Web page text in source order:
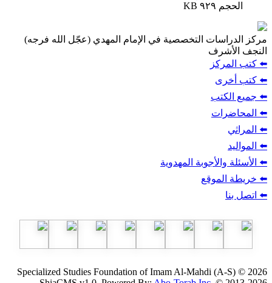
الحجم ٩٢٩ KB
مركز الدراسات التخصصية في الإمام المهدي (عجّل الله فرجه)
النجف الأشرف
⬅️ كتب المركز
⬅️ كتب أخرى
⬅️ جميع الكتب
⬅️ المحاضرات
⬅️ المراثي
⬅️ المواليد
⬅️ الأسئلة والأجوبة المهدوية
⬅️ خريطة الموقع
⬅️ اتصل بنا
Specialized Studies Foundation of Imam Al-Mahdi (A-S) © 2026